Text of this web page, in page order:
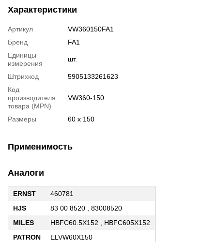
Характеристики
Артикул
VW360150FA1
Бренд
FA1
Единицы
измерения
шт.
Штрихкод
5905133261623
Код
производителя
товара (MPN)
VW360-150
Размеры 60 x 150
Применимость
Аналоги
ERNST
460781
HJS
83 00 8520 , 83008520
MILES
HBFC60.5X152 , HBFC605X152
PATRON
ELVW60X150